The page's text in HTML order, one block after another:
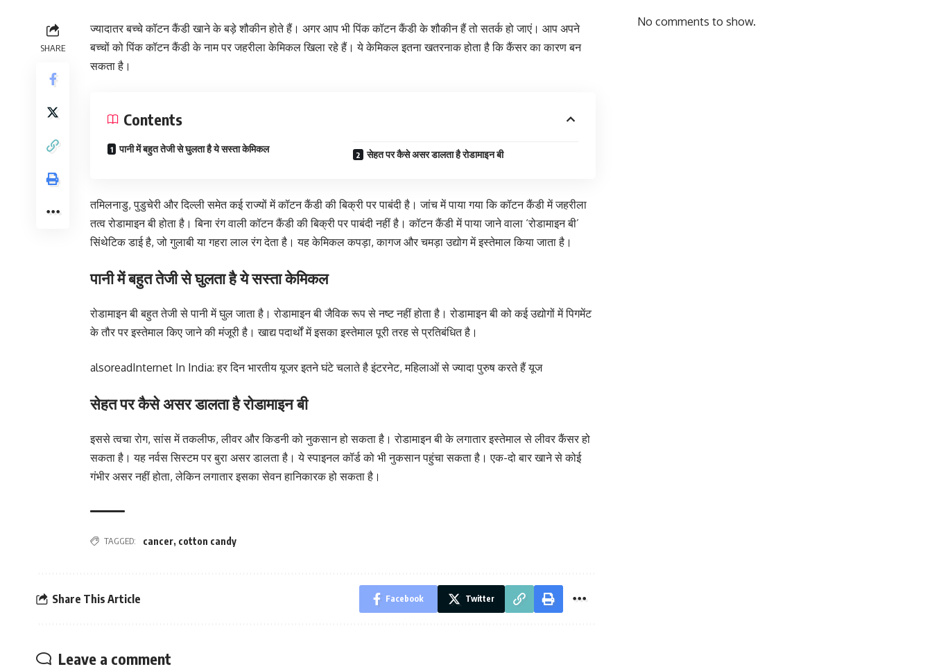
SHARE
ज्‍यादातर बच्‍चे कॉटन कैंडी खाने के बड़े शौकीन होते हैं। अगर आप भी पिंक कॉटन कैंडी के शौकीन हैं तो सतर्क हो जाएं। आप अपने
बच्‍चों को पिंक कॉटन कैंडी के नाम पर जहरीला केमिकल खिला रहे हैं। ये केमिकल इतना खतरनाक होता है कि कैंसर का कारण बन
सकता है।
Contents
पानी में बहुत तेजी से घुलता है ये सस्‍ता केमिकल सेहत पर कैसे असर डालता है रोडामाइन बी
तमिलनाडु, पुडुचेरी और दिल्‍ली समेत कई राज्‍यों में कॉटन कैंडी की बिक्री पर पाबंदी है। जांच में पाया गया कि कॉटन कैंडी में जहरीला
तत्व रोडामाइन बी होता है। बिना रंग वाली कॉटन कैंडी की बिक्री पर पाबंदी नहीं है। कॉटन कैंडी में पाया जाने वाला ‘रोडामाइन बी’
सिंथेटिक डाई है, जो गुलाबी या गहरा लाल रंग देता है। यह केमिकल कपड़ा, कागज और चमड़ा उद्योग में इस्तेमाल किया जाता है।
पानी में बहुत तेजी से घुलता है ये सस्‍ता केमिकल
रोडामाइन बी बहुत तेजी से पानी में घुल जाता है। रोडामाइन बी जैविक रूप से नष्‍ट नहीं होता है। रोडामाइन बी को कई उद्योगों में पिगमेंट
के तौर पर इस्तेमाल किए जाने की मंजूरी है। खाद्य पदार्थों में इसका इस्तेमाल पूरी तरह से प्रतिबंधित है।
alsoreadInternet In India: हर दिन भारतीय यूजर इतने घंटे चलाते है इंटरनेट, महिलाओं से ज्यादा पुरुष करते हैं यूज
सेहत पर कैसे असर डालता है रोडामाइन बी
इससे त्वचा रोग, सांस में तकलीफ, लीवर और किडनी को नुकसान हो सकता है। रोडामाइन बी के लगातार इस्तेमाल से लीवर कैंसर हो
सकता है। यह नर्वस सिस्टम पर बुरा असर डालता है। ये स्पाइनल कॉर्ड को भी नुकसान पहुंचा सकता है। एक-दो बार खाने से कोई
गंभीर असर नहीं होता, लेकिन लगातार इसका सेवन हानिकारक हो सकता है।
TAGGED: cancer, cotton candy
Share This Article Facebook Twitter
Leave a comment
No comments to show.